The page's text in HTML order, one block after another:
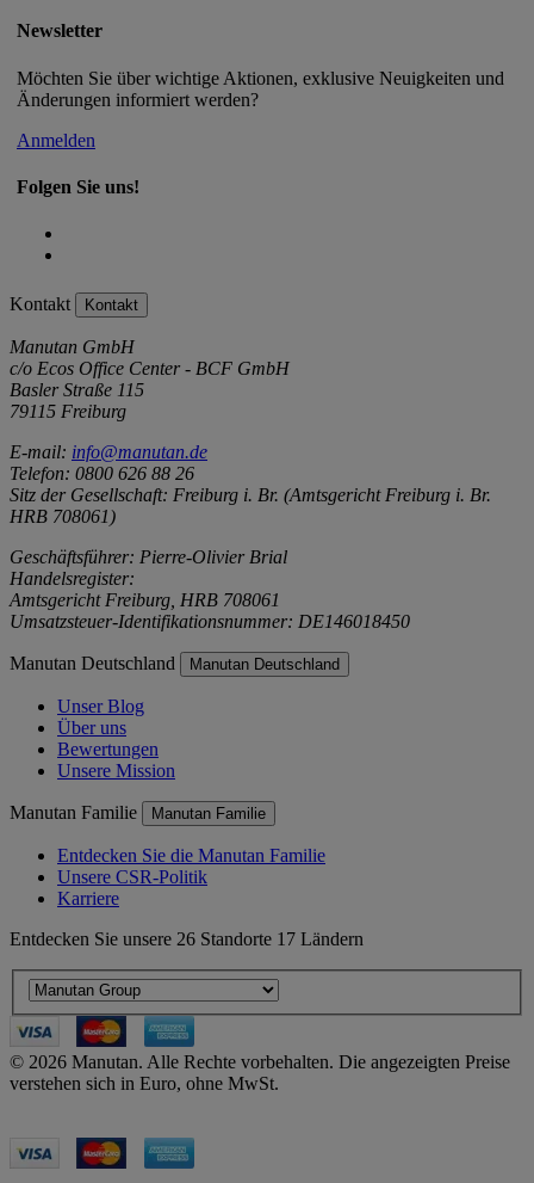
Newsletter
Möchten Sie über wichtige Aktionen, exklusive Neuigkeiten und
Änderungen informiert werden?
Anmelden
Folgen Sie uns!
Kontakt Kontakt
Manutan GmbH
c/o Ecos Office Center - BCF GmbH
Basler Straße 115
79115 Freiburg
E-mail: info@manutan.de
Telefon: 0800 626 88 26
Sitz der Gesellschaft: Freiburg i. Br. (Amtsgericht Freiburg i. Br.
HRB 708061)
Geschäftsführer: Pierre-Olivier Brial
Handelsregister:
Amtsgericht Freiburg, HRB 708061
Umsatzsteuer-Identifikationsnummer: DE146018450
Manutan Deutschland Manutan Deutschland
Unser Blog
Über uns
Bewertungen
Unsere Mission
Manutan Familie Manutan Familie
Entdecken Sie die Manutan Familie
Unsere CSR-Politik
Karriere
Entdecken Sie unsere 26 Standorte 17 Ländern
© 2026 Manutan. Alle Rechte vorbehalten. Die angezeigten Preise
verstehen sich in Euro, ohne MwSt.